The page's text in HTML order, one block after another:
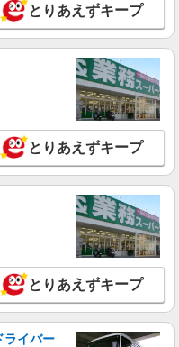
softbank】
円（経験・能力による） ※
途支給（規定あり） ゜
。○。・゜+゜ 入社祝い金10
+゜・。○。・゜+゜
電量販店
詳細を見る
種に詳しくなれる携帯販
円（経験・能力による） ※
途支給（規定あり） ゜
。○。・゜+゜ 入社祝い金10
ショップ
とりあえずキープ
とりあえずキープ
とりあえずキープ
ライバー